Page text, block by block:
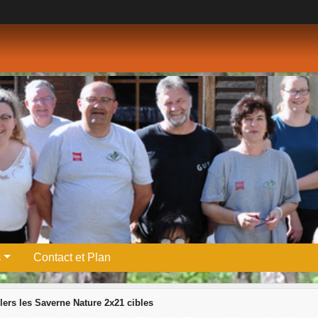
Contact et Plan
les Saverne Nature 2x21 cibles